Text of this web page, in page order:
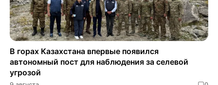
В горах Казахстана впервые появился
автономный пост для наблюдения за селевой
угрозой